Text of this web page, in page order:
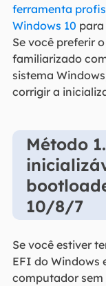
ferramenta
Windows 10
Se você preferir
familiarizado
sistema
corrigir a
Método
10/8/7
Se você estiver
EFI do Windows
computador